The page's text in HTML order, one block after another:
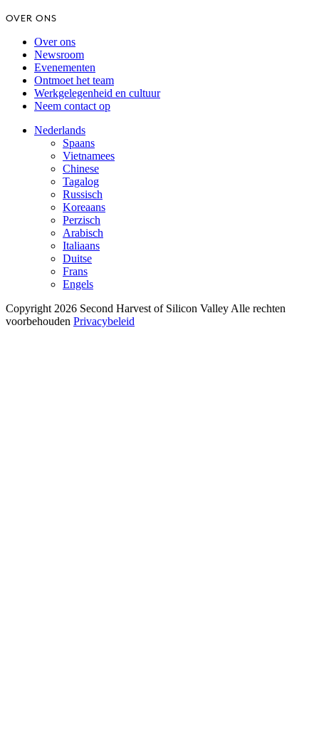
OVER ONS
Over ons
Newsroom
Evenementen
Ontmoet het team
Werkgelegenheid en cultuur
Neem contact op
Nederlands
Spaans
Vietnamees
Chinese
Tagalog
Russisch
Koreaans
Perzisch
Arabisch
Italiaans
Duitse
Frans
Engels
Copyright 2026 Second Harvest of Silicon Valley Alle rechten
voorbehouden Privacybeleid